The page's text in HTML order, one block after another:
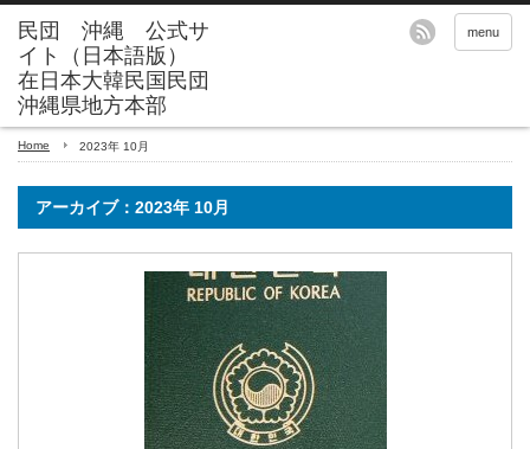
menu
Home 2023年 10月
アーカイブ：2023年 10月